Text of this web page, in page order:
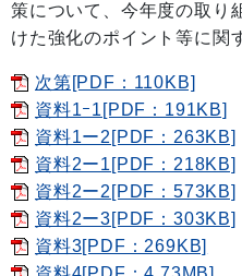
策について、今年度の取り
けた強化のポイント等に関
次第[PDF：110KB]
資料1ｰ1[PDF：191KB]
資料1ー2[PDF：263KB]
資料2ー1[PDF：218KB]
資料2ー2[PDF：573KB]
資料2ー3[PDF：303KB]
資料3[PDF：269KB]